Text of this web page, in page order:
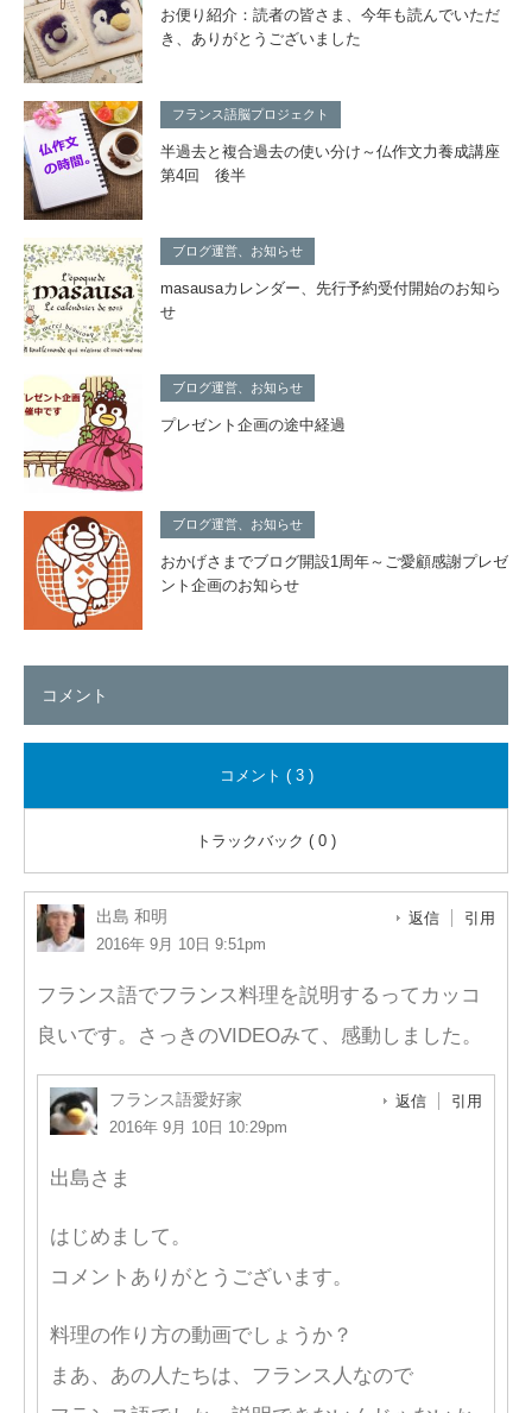
お便り紹介：読者の皆さま、今年も読んでいただ
き、ありがとうございました
フランス語脳プロジェクト
半過去と複合過去の使い分け～仏作文力養成講座
第4回 後半
ブログ運営、お知らせ
masausaカレンダー、先行予約受付開始のお知ら
せ
ブログ運営、お知らせ
プレゼント企画の途中経過
ブログ運営、お知らせ
おかげさまでブログ開設1周年～ご愛顧感謝プレゼ
ント企画のお知らせ
コメント
コメント ( 3 )
トラックバック ( 0 )
出島 和明
2016年 9月 10日 9:51pm
返信 引用
フランス語でフランス料理を説明するってカッコ
良いです。さっきのVIDEOみて、感動しました。
フランス語愛好家
2016年 9月 10日 10:29pm
返信 引用
出島さま
はじめまして。
コメントありがとうございます。
料理の作り方の動画でしょうか？
まあ、あの人たちは、フランス人なので